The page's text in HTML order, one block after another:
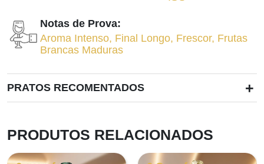
Notas de Prova:
Aroma Intenso, Final Longo, Frescor, Frutas
Brancas Maduras
PRATOS RECOMENTADOS +
PRODUTOS RELACIONADOS